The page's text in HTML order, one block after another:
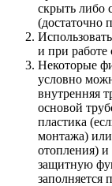
скрыть либо
(достаточно
и при работе
Некоторые
условно
внутренняя
основой
пластика
монтажа)
отопления)
защитную
заполняется